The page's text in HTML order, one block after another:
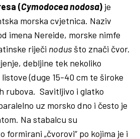
(Cymodocea nodosa) je
morska cvjetnica. Naziv
imena Nereide, morske nimfe
riječi nodus što znači čvor.
debljine tek nekoliko
(duge 15-40 cm te široke
rubova. Savitljivo i glatko
uz morsko dno i često je
Na stabalcu su
„čvorovi“ po kojima je i